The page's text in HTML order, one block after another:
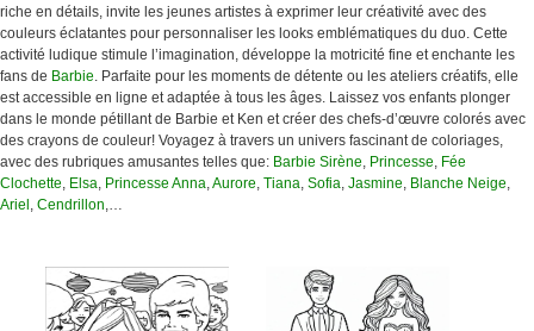
riche en détails, invite les jeunes artistes à exprimer leur créativité avec des
couleurs éclatantes pour personnaliser les looks emblématiques du duo. Cette
activité ludique stimule l’imagination, développe la motricité fine et enchante les
fans de Barbie. Parfaite pour les moments de détente ou les ateliers créatifs, elle
est accessible en ligne et adaptée à tous les âges. Laissez vos enfants plonger
dans le monde pétillant de Barbie et Ken et créer des chefs-d’œuvre colorés avec
des crayons de couleur! Voyagez à travers un univers fascinant de coloriages,
avec des rubriques amusantes telles que: Barbie Sirène, Princesse, Fée
Clochette, Elsa, Princesse Anna,Aurore, Tiana, Sofia, Jasmine, Blanche Neige,
Ariel , Cendrillon,…